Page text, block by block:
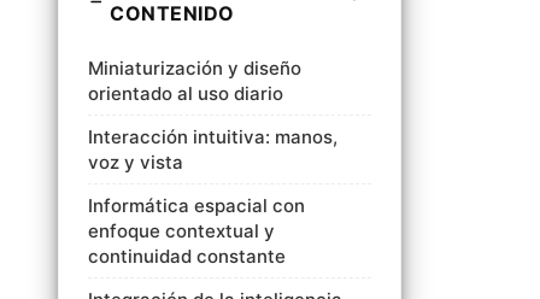
CONTENIDO
Miniaturización y diseño
orientado al uso diario
Interacción intuitiva: manos,
voz y vista
Informática espacial con
enfoque contextual y
continuidad constante